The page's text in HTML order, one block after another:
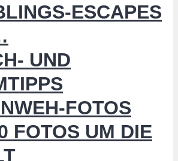
ESCAPES
UND
FOTOS
FOTOS UM DIE